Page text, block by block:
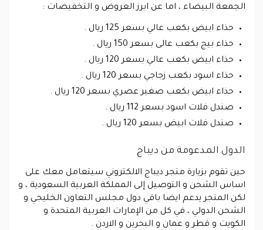
الجمعة البيضاء ، اما عن ابرز العروض و التخفيضات :
حذاء ابيض بكعب عالي بسعر 125 ريال .
حذاء بيج بكعب عالى بسعر 150 ريال .
حذاء ابيض بكعب عالي بسعر 120 ريال .
حذاء اسود بكعب زجاجي بسعر 120 ريال .
حذاء ابيض بكعب صغير عصري بسعر 120 ريال .
صندل فلات اسود بسعر 112 ريال .
صندل فلات ابيض بسعر 120 ريال .
الدول المدعومة من ديباج
حين تقوم بزيارة متجر ديباج الالكتروني سيتعامل معك على
اساس الشحن و التوصيل إلى المملكة العربية السعودية ، و
لكن المتجر يدعم ايضا باقي دول مجلس التعاون الخليجي و
الشحن الدولي ، في كل من الإمارات العربية المتحدة و
الكويت و قطر و عمان و البحرين و الاردن .